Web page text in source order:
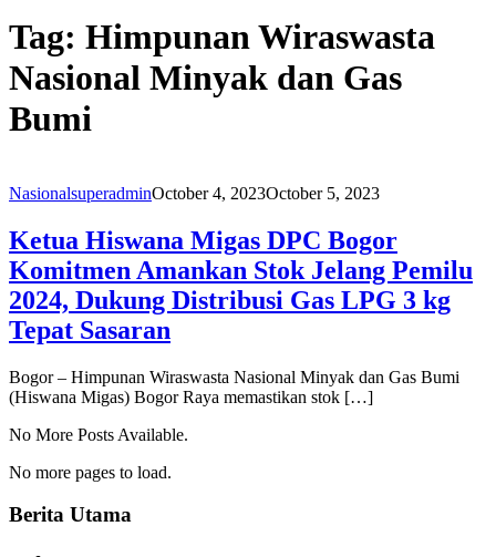
Tag: Himpunan Wiraswasta
Nasional Minyak dan Gas
Bumi
NasionalsuperadminOctober 4, 2023October 5, 2023
Ketua Hiswana Migas DPC Bogor
Komitmen Amankan Stok Jelang Pemilu
2024, Dukung Distribusi Gas LPG 3 kg
Tepat Sasaran
Bogor – Himpunan Wiraswasta Nasional Minyak dan Gas Bumi
(Hiswana Migas) Bogor Raya memastikan stok […]
No More Posts Available.
No more pages to load.
Berita Utama